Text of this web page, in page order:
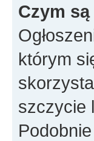
Czym są
którym
szczycie